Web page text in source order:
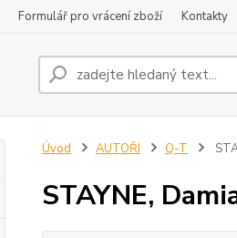
Formulář pro vrácení zboží Kontakty
Úvod AUTOŘI Q-T
STAYNE,